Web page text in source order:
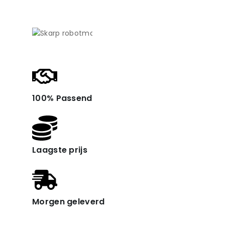
100% Passend
Laagste prijs
Morgen geleverd